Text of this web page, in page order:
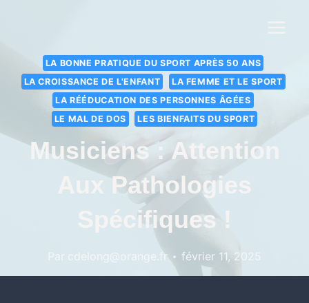
LA BONNE PRATIQUE DU SPORT APRÈS 50 ANS
LA CROISSANCE DE L'ENFANT
LA FEMME ET LE SPORT
LA RÉÉDUCATION DES PERSONNES ÂGÉES
LE MAL DE DOS
LES BIENFAITS DU SPORT
Musiciens : Attention
Aux Pathologies
Spécifiques !
Par cdelong@orange.fr février 11, 2025